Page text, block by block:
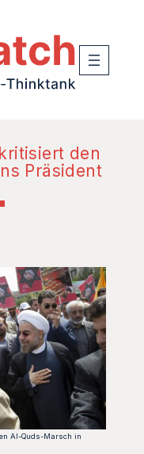
den
Präsident
Al-Quds-Marsch in